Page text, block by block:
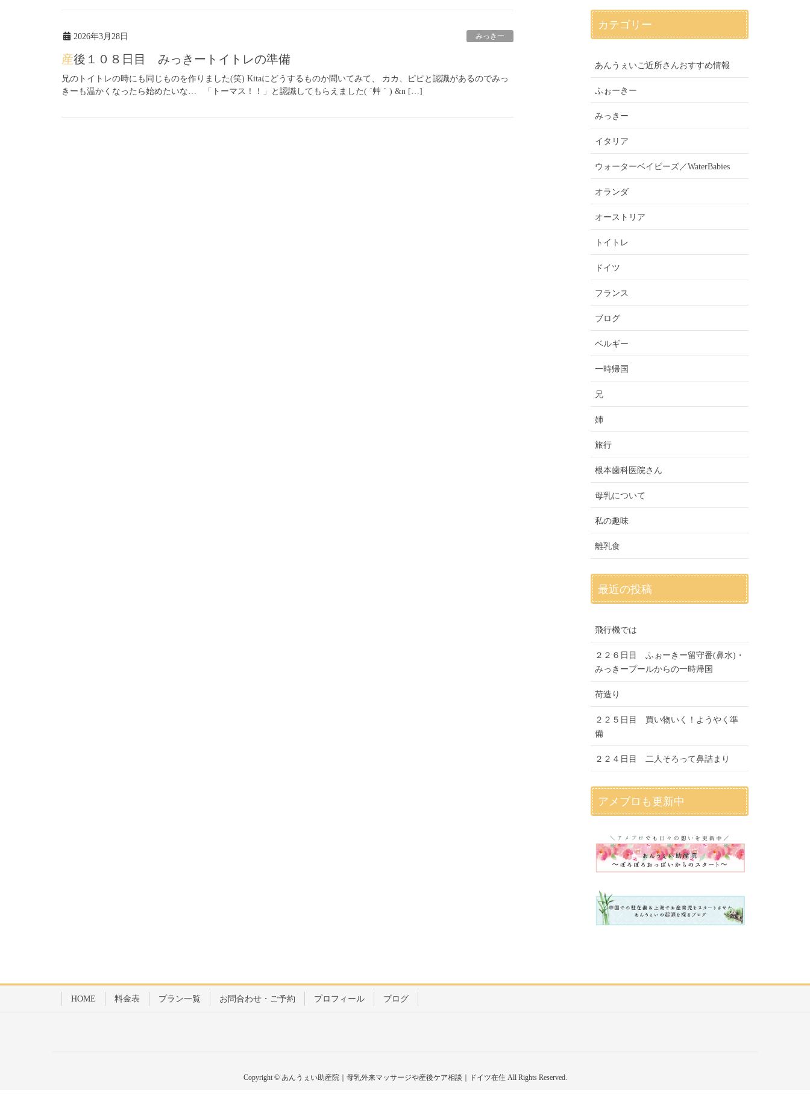
2026年3月28日 みっきー
産後１０８日目 みっきートイトレの準備
兄のトイトレの時にも同じものを作りました(笑) Kitaにどうするものか聞いてみて、 カカ、ピピと認識があるのでみっ
きーも温かくなったら始めたいな… 「トーマス！！」と認識してもらえました( ´艸｀) &n […]
カテゴリー
あんうぇいご近所さんおすすめ情報
ふぉーきー
みっきー
イタリア
ウォーターベイビーズ／WaterBabies
オランダ
オーストリア
トイトレ
ドイツ
フランス
ブログ
ベルギー
一時帰国
兄
姉
旅行
根本歯科医院さん
母乳について
私の趣味
離乳食
最近の投稿
飛行機では
２２６日目 ふぉーきー留守番(鼻水)・
みっきープールからの一時帰国
荷造り
２２５日目 買い物いく！ようやく準
備
２２４日目 二人そろって鼻詰まり
アメブロも更新中
HOME 料金表 プラン一覧 お問合わせ・ご予約 プロフィール ブログ
Copyright © あんうぇい助産院｜母乳外来マッサージや産後ケア相談｜ドイツ在住 All Rights Reserved.